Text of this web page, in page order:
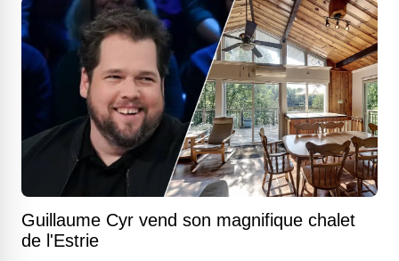
Guillaume Cyr vend son magnifique chalet
de l'Estrie